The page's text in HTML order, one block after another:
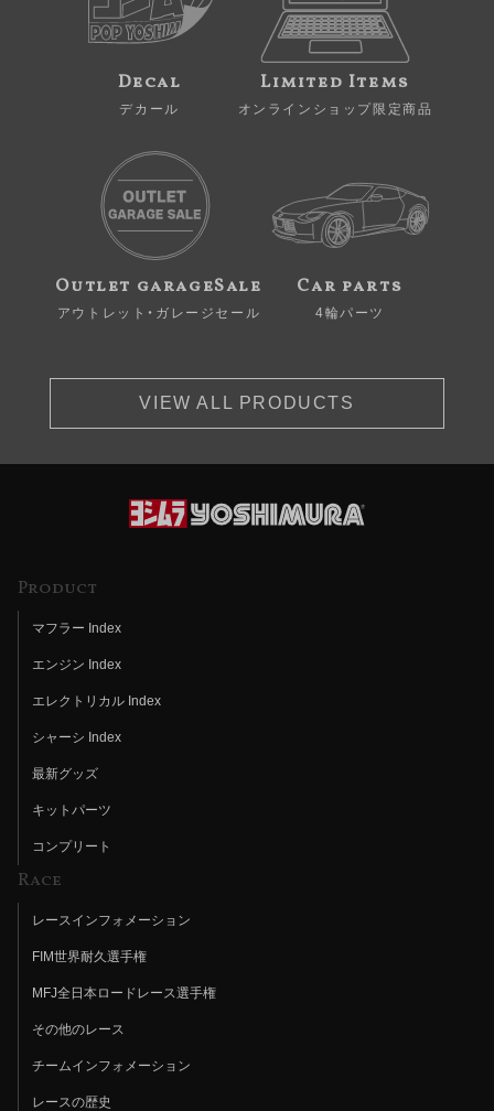
Decal
デカール
Limited Items
オンラインショップ限定商品
Outlet garageSale
アウトレット・ガレージセール
Car parts
4輪パーツ
VIEW ALL PRODUCTS
Product
マフラー Index
エンジン Index
エレクトリカル Index
シャーシ Index
最新グッズ
キットパーツ
コンプリート
Race
レースインフォメーション
FIM世界耐久選手権
MFJ全日本ロードレース選手権
その他のレース
チームインフォメーション
レースの歴史